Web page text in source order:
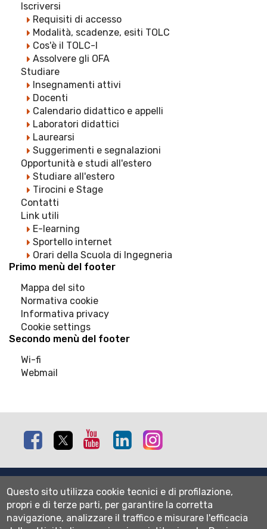
Iscriversi
Requisiti di accesso
Modalità, scadenze, esiti TOLC
Cos'è il TOLC-I
Assolvere gli OFA
Studiare
Insegnamenti attivi
Docenti
Calendario didattico e appelli
Laboratori didattici
Laurearsi
Suggerimenti e segnalazioni
Opportunità e studi all'estero
Studiare all'estero
Tirocini e Stage
Contatti
Link utili
E-learning
Sportello internet
Orari della Scuola di Ingegneria
Primo menù del footer
Mappa del sito
Normativa cookie
Informativa privacy
Cookie settings
Secondo menù del footer
Wi-fi
Webmail
Facebook Twitter Youtube Linkedin
Mappa del sito
Normativa cookie
Informativa privacy
Questo sito utilizza cookie tecnici e di profilazione,
propri e di terze parti, per garantire la corretta
navigazione, analizzare il traffico e misurare l'efficacia